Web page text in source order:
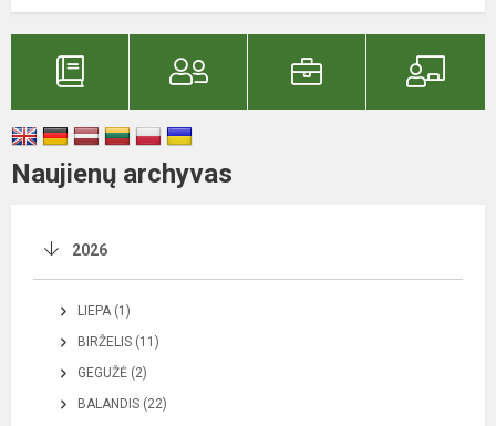
Naujienų archyvas
2026
LIEPA (1)
BIRŽELIS (11)
GEGUŽĖ (2)
BALANDIS (22)